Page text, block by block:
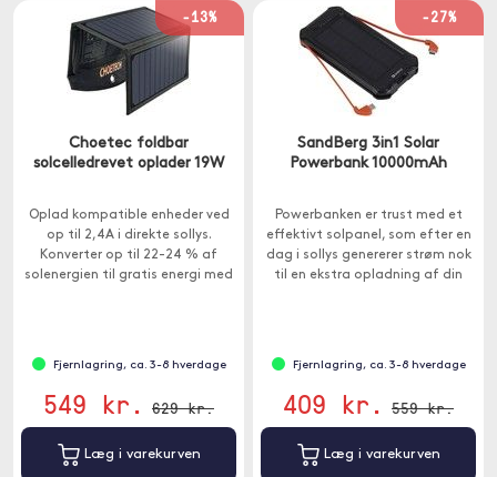
-13%
Choetec foldbar
solcelledrevet oplader 19W
Oplad kompatible enheder ved
op til 2,4A i direkte sollys.
Konverter op til 22-24 % af
solenergien til gratis energi med
Fjernlagring, ca. 3-8 hverdage
549 kr. 629 kr.
Læg i varekurven
-27%
SandBerg 3in1 Solar
Powerbank 10000mAh
Powerbanken er trust med et
effektivt solpanel, som efter en
dag i sollys genererer strøm nok
til en ekstra opladning af din
Fjernlagring, ca. 3-8 hverdage
409 kr. 559 kr.
Læg i varekurven